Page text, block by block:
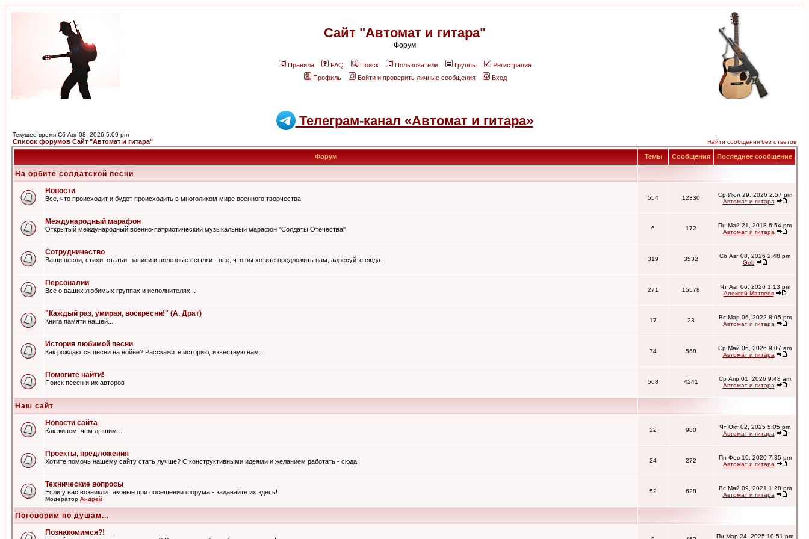
Сайт "Автомат и гитара"
Форум
Правила FAQ Поиск Пользователи Группы
Регистрация
Профиль
Войти и проверить личные сообщения Вход
Телеграм-канал «Автомат и гитара»
Текущее время Сб Авг 08, 2026 5:09 pm
Список форумов Сайт "Автомат и гитара" Найти сообщения без ответов
Форум Темы Сообщения Последнее сообщение
На орбите солдатской песни
Новости
Все, что происходит и будет происходить в многоликом мире военного творчества 554 12330
Ср Июл 29, 2026 2:57 pm
Автомат и гитара
Международный марафон
Открытый международный военно-патриотический музыкальный марафон "Солдаты Отечества" 6 172
Пн Май 21, 2018 6:54 pm
Автомат и гитара
Сотрудничество
Ваши песни, стихи, статьи, записи и полезные ссылки - все, что вы хотите предложить нам, адресуйте сюда... 319 3532
Сб Авг 08, 2026 2:48 pm
Geb
Персоналии
Все о ваших любимых группах и исполнителях... 271 15578
Чт Авг 06, 2026 1:13 pm
Алексей Матвеев
"Каждый раз, умирая, воскресни!" (А. Драт)
Книга памяти нашей... 17 23
Вс Мар 06, 2022 8:05 pm
Автомат и гитара
История любимой песни
Как рождаются песни на войне? Расскажите историю, известную вам... 74 568
Ср Май 06, 2026 9:07 am
Автомат и гитара
Помогите найти!
Поиск песен и их авторов 568 4241
Ср Апр 01, 2026 9:48 am
Автомат и гитара
Наш сайт
Новости сайта
Как живем, чем дышим... 22 980
Чт Окт 02, 2025 5:05 pm
Автомат и гитара
Проекты, предложения
Хотите помочь нашему сайту стать лучше? С конструктивными идеями и желанием работать - сюда! 24 272
Пн Фев 10, 2020 7:35 pm
Автомат и гитара
Технические вопросы
Если у вас возникли таковые при посещении форума - задавайте их здесь!
Модератор Андрей
52 628
Вс Май 09, 2021 1:28 pm
Автомат и гитара
Поговорим по душам...
Познакомимся?!
Пн Мар 24, 2025 10:51 pm